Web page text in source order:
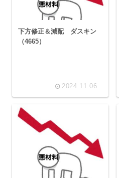
下方修正＆減配 ダスキン
（4665）
2024.11.06